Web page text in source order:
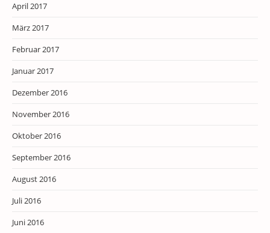
April 2017
März 2017
Februar 2017
Januar 2017
Dezember 2016
November 2016
Oktober 2016
September 2016
August 2016
Juli 2016
Juni 2016